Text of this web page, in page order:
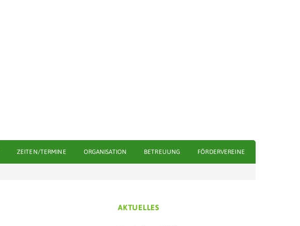
ZEITEN/TERMINE ORGANISATION BETREUUNG FÖRDERVEREINE
AKTUELLES